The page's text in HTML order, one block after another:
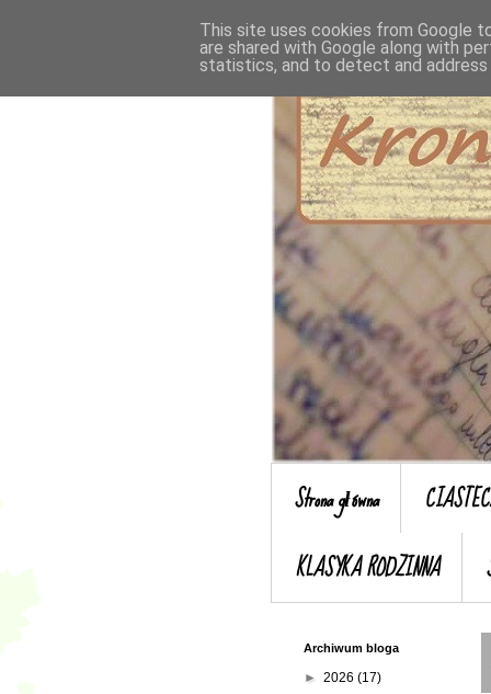
Strona główna
KLASYKA RODZINNA
Archiwum bloga
► 2026 (17)
This site uses cookies from Google
are shared with Google along with
statistics, and to detect and address